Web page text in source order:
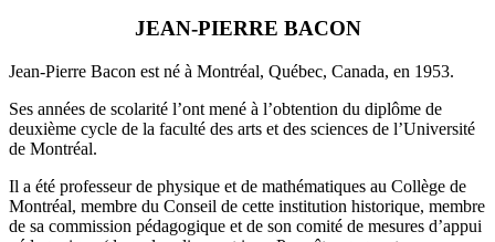
JEAN-PIERRE BACON
Jean-Pierre Bacon est né à Montréal, Québec, Canada, en 1953.
Ses années de scolarité l’ont mené à l’obtention du diplôme de
deuxième cycle de la faculté des arts et des sciences de l’Université
de Montréal.
Il a été professeur de physique et de mathématiques au Collège de
Montréal, membre du Conseil de cette institution historique, membre
de sa commission pédagogique et de son comité de mesures d’appui